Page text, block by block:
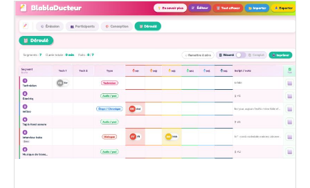
Image
de
couverture
(conseillée)